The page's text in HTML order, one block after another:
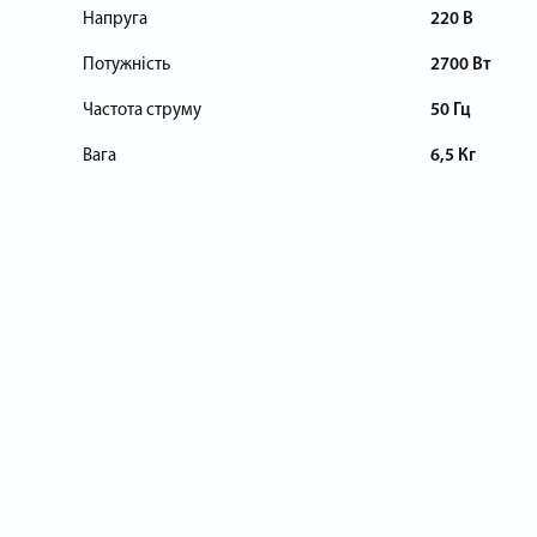
Напруга 220 В
Потужність 2700 Вт
Частота струму 50 Гц
Вага 6,5 Кг